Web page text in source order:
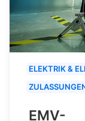
ELEKTRIK &
EMV-